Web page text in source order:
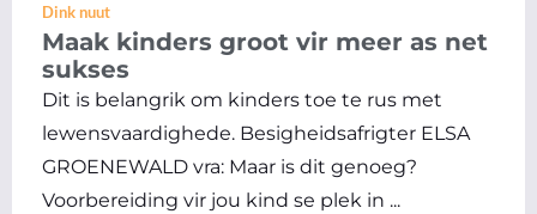
Dink nuut
Maak kinders groot vir meer as net
sukses
Dit is belangrik om kinders toe te rus met
lewensvaardighede. Besigheidsafrigter ELSA
GROENEWALD vra: Maar is dit genoeg?
Voorbereiding vir jou kind se plek in ...